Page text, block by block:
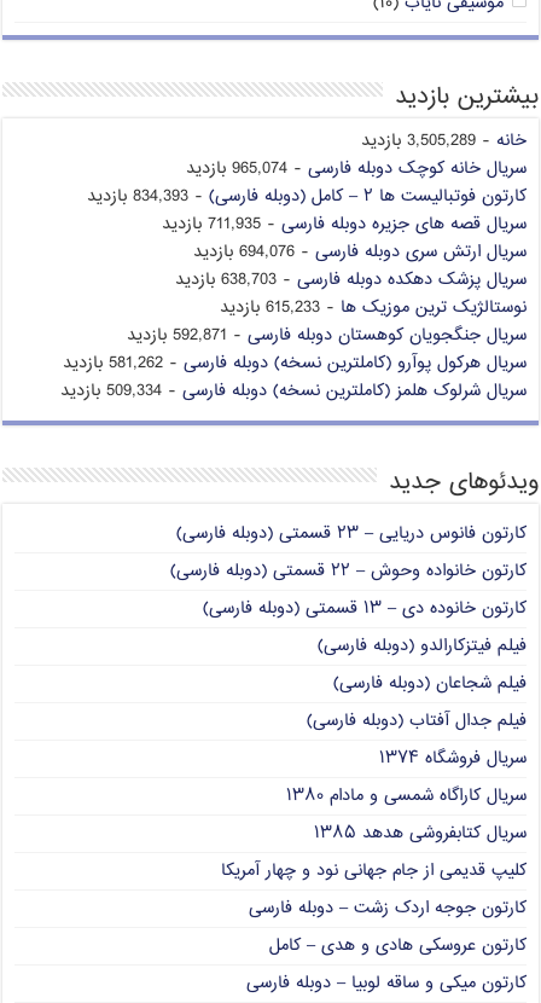
بیشترین بازدید
خانه - 3,505,289 بازدید
سریال خانه کوچک دوبله فارسی - 965,074 بازدید
کارتون فوتبالیست ها ۲ – کامل (دوبله فارسی)
- 834,393 بازدید
سریال قصه های جزیره دوبله فارسی - 711,935 بازدید
سریال ارتش سری دوبله فارسی - 694,076 بازدید
سریال پزشک دهکده دوبله فارسی - 638,703 بازدید
نوستالژیک ترین موزیک ها - 615,233 بازدید
سریال جنگجویان کوهستان دوبله فارسی - 592,871 بازدید
سریال هرکول پوآرو (کاملترین نسخه) دوبله فارسی - 581,262 بازدید
سریال شرلوک هلمز (کاملترین نسخه) دوبله فارسی - 509,334 بازدید
ویدئوهای جدید
کارتون فانوس دریایی – ۲۳ قسمتی (دوبله فارسی)
کارتون خانواده وحوش – ۲۲ قسمتی (دوبله فارسی)
کارتون خانوده دی – ۱۳ قسمتی (دوبله فارسی)
فیلم فیتزکارالدو (دوبله فارسی)
فیلم شجاعان (دوبله فارسی)
فیلم جدال آفتاب (دوبله فارسی)
سریال فروشگاه ۱۳۷۴
سریال کاراگاه شمسی و مادام ۱۳۸۰
سریال کتابفروشی هدهد ۱۳۸۵
کلیپ قدیمی از جام جهانی نود و چهار آمریکا
کارتون جوجه اردک زشت – دوبله فارسی
کارتون عروسکی هادی و هدی – کامل
کارتون میکی و ساقه لوبیا – دوبله فارسی